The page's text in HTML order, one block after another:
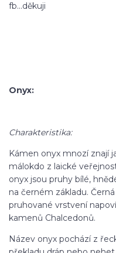
fb...děkuji
Onyx:
Charakteristika:
Kámen onyx mnozí znají
málokdo z laické
onyx jsou pruhy bílé,
na černém základu.
pruhované vrstvení
kamenů Chalcedonů.
Název onyx pochází z